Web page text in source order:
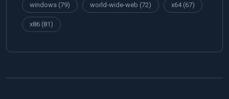
windows (79) world-wide-web (72) x64(67)
x86 (81)